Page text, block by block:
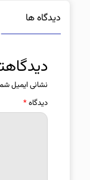
دیدگاه ها
نشانی ایمیل
دیدگاه*